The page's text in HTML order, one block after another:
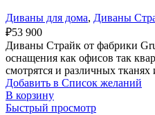
Диваны для дома, Диваны
₽53 900
Диваны Страйк от фабрики
оснащения как офисов так
смотрятся и различных тканях
Добавить в Список желаний
В корзину
Быстрый просмотр